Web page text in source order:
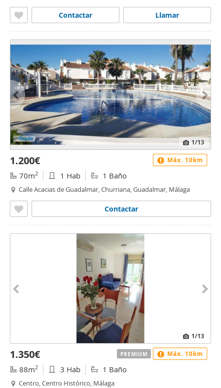
Llamar
Contactar
1/13
1.200€
70m2 1 Hab 1 Baño
Calle Acacias de Guadalmar, Churriana, Guadalmar, Málaga
Contactar
Máx. 10km
1/13
1.350€
88m2 3 Hab 1 Baño
Centro, Centro Histórico, Málaga
PREMIUM Máx. 10km